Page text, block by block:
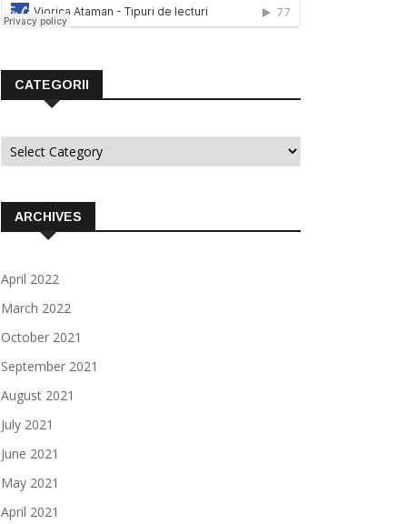
CATEGORII
Categorii
ARCHIVES
April 2022
March 2022
October 2021
September 2021
August 2021
July 2021
June 2021
May 2021
April 2021